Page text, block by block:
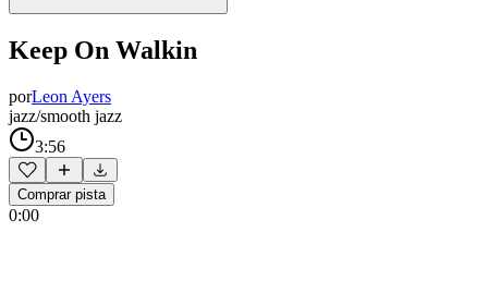
Keep On Walkin
porLeon Ayers
jazz/smooth jazz
3:56
Comprar pista
0:00